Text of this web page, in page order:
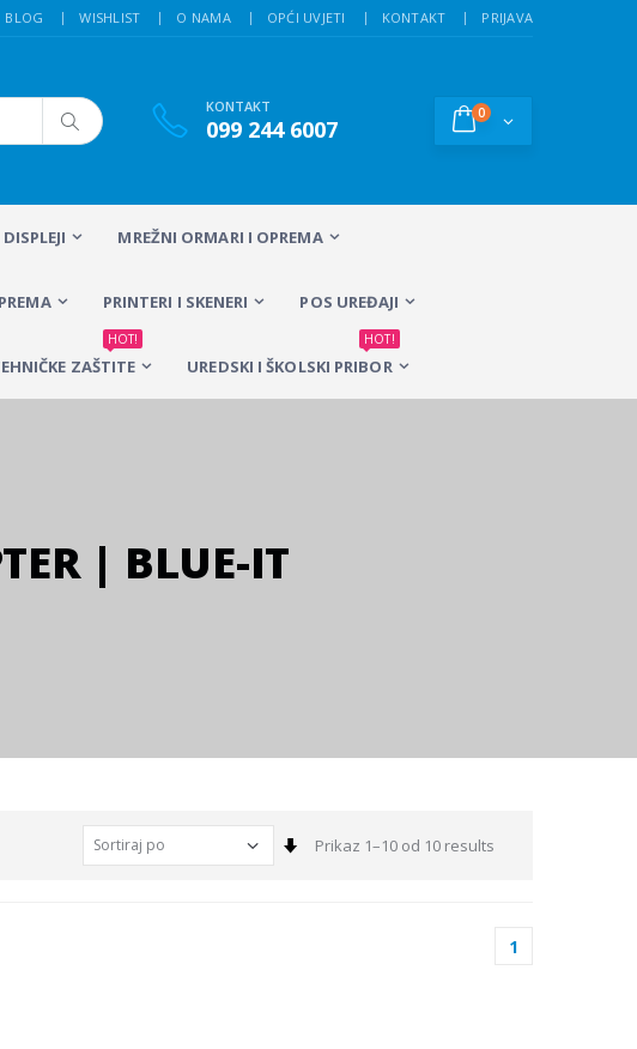
BLOG WISHLIST O NAMA OPĆI UVJETI KONTAKT PRIJAVA
KONTAKT
099 244 6007
0
MREŽNI ORMARI I OPREMA
PRINTERI I SKENERI POS UREĐAJI
ZAŠTITE
HOT!
UREDSKI I ŠKOLSKI PRIBOR
HOT!
| BLUE-IT
Sortiraj
Prikaz 1–10 od 10 results
1